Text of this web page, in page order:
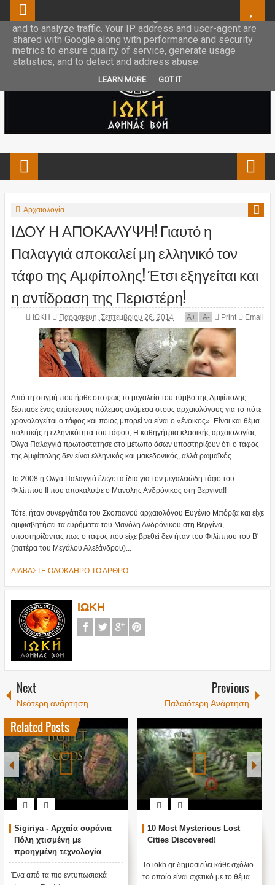
Αρχαιολογία
ΙΔΟΥ Η ΑΠΟΚΑΛΥΨΗ! Γιαυτό η
Παλαγγιά αποκαλεί μη ελληνικό τον
τάφο της Αμφίπολης! Έτσι εξηγείται και
η αντίδραση της Περιστέρη!
ΙΩΚΗ Παρασκευή, Σεπτεμβρίου 26, 2014 A+ A- Print Email
Από τη στιγμή που ήρθε στο φως το μεγαλείο του τύμβο της Αμφίπολης
ξέσπασε ένας απίστευτος πόλεμος ανάμεσα στους αρχαιολόγους για το πότε
χρονολογείται ο τάφος και ποιος μπορεί να είναι ο «ένοικος». Είναι και θέμα
πολιτικής η ελληνικότητα του τάφου; Η καθηγήτρια κλασικής αρχαιολογίας
Όλγα Παλαγγιά πρωτοστάτησε στο μέτωπο όσων υποστηρίζουν ότι ο τάφος
της Αμφίπολης δεν είναι ελληνικός και μακεδονικός, αλλά ρωμαϊκός.
Το 2008 η Ολγα Παλαγγιά έλεγε τα ίδια για τον μεγαλειώδη τάφο του
Φιλίππου ΙΙ που αποκάλυψε ο Μανόλης Ανδρόνικος στη Βεργίνα!!
Τότε, ήταν συνεργάτιδα του Σκοπιανού αρχαιολόγου Ευγένιο Μπόρζα και είχε
αμφισβητήσει τα ευρήματα του Μανόλη Ανδρόνικου στη Βεργίνα,
υποστηρίζοντας πως ο τάφος που είχε βρεθεί δεν ήταν του Φιλίππου του Β'
(πατέρα του Μεγάλου Αλεξάνδρου)...
ΔΙΑΒΑΣΤΕ ΟΛΟΚΛΗΡΟ ΤΟ ΑΡΘΡΟ
ΙΩΚΗ
Next
Νεότερη ανάρτηση
Previous
Παλαιότερη Ανάρτηση
Related Posts
Sigiriya - Αρχαία ουράνια
Πόλη χτισμένη με
προηγμένη τεχνολογία
Ένα από τα πιο εντυπωσιακά
10 Most Mysterious Lost
Cities Discovered!
Το iokh.gr δημοσιεύει κάθε σχόλιο
το οποίο είναι σχετικό με το θέμα.
This site uses cookies from Google to deliver its services
and to analyze traffic. Your IP address and user-agent are
shared with Google along with performance and security
metrics to ensure quality of service, generate usage
statistics, and to detect and address abuse.
LEARN MORE GOT IT